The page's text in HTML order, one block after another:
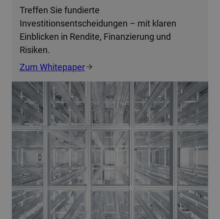
Treffen Sie fundierte
Investitionsentscheidungen – mit klaren
Einblicken in Rendite, Finanzierung und
Risiken.
Zum Whitepaper